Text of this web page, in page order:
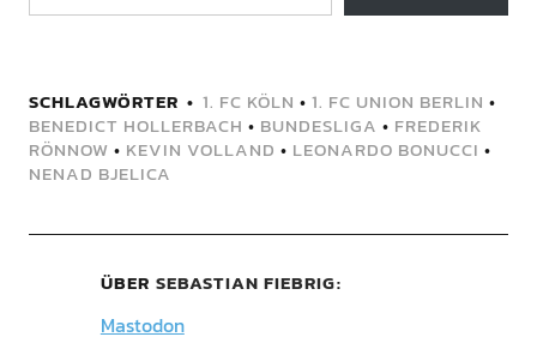
SCHLAGWÖRTER 1. FC KÖLN • 1. FC UNION BERLIN •
BENEDICT HOLLERBACH • BUNDESLIGA • FREDERIK
RÖNNOW • KEVIN VOLLAND • LEONARDO BONUCCI •
NENAD BJELICA
ÜBER SEBASTIAN FIEBRIG
Mastodon